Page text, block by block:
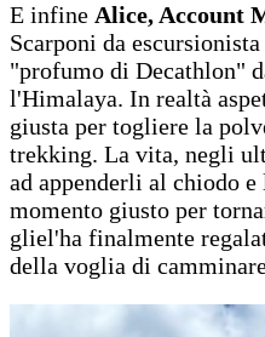
E infine Alice, Account
Scarponi da
"profumo di Decathlon"
l'Himalaya. In realtà
giusta per togliere la
trekking. La vita, negli
ad appenderli al chiodo
momento giusto per
gliel'ha finalmente
della voglia di